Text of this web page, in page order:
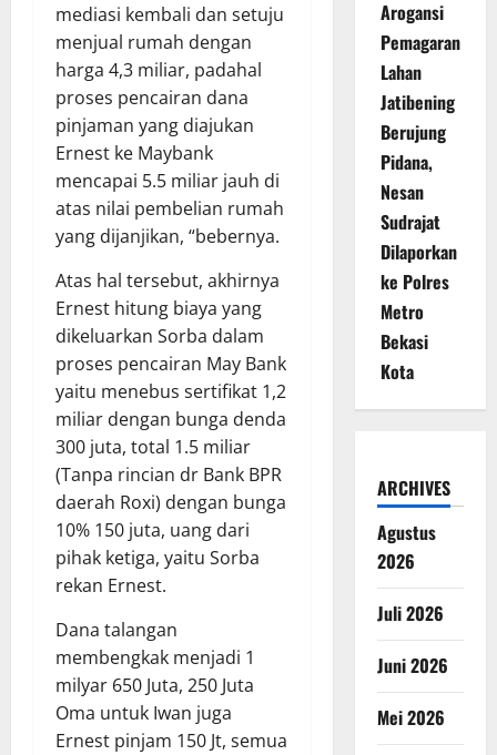
mediasi kembali dan setuju
menjual rumah dengan
harga 4,3 miliar, padahal
proses pencairan dana
pinjaman yang diajukan
Ernest ke Maybank
mencapai 5.5 miliar jauh di
atas nilai pembelian rumah
yang dijanjikan, “bebernya.
Atas hal tersebut, akhirnya
Ernest hitung biaya yang
dikeluarkan Sorba dalam
proses pencairan May Bank
yaitu menebus sertifikat 1,2
miliar dengan bunga denda
300 juta, total 1.5 miliar
(Tanpa rincian dr Bank BPR
daerah Roxi) dengan bunga
10% 150 juta, uang dari
pihak ketiga, yaitu Sorba
rekan Ernest.
Dana talangan
membengkak menjadi 1
milyar 650 Juta, 250 Juta
Oma untuk Iwan juga
Ernest pinjam 150 Jt, semua
Arogansi
Pemagaran
Lahan
Jatibening
Berujung
Pidana,
Nesan
Sudrajat
Dilaporkan
ke Polres
Metro
Bekasi
Kota
ARCHIVES
Agustus
2026
Juli 2026
Juni 2026
Mei 2026